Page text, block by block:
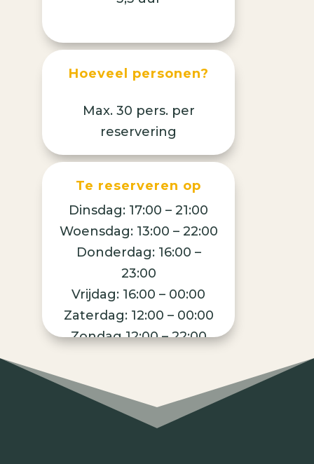
Hoeveel personen?
Max. 30 pers. per
reservering
Te reserveren op
Dinsdag: 17:00 – 21:00
Woensdag: 13:00 – 22:00
Donderdag: 16:00 –
23:00
Vrijdag: 16:00 – 00:00
Zaterdag: 12:00 – 00:00
Zondag 12:00 – 22:00